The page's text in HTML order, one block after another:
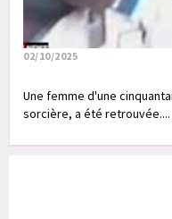
02/10/2025
Une femme d'une
sorcière, a été retrouvée....